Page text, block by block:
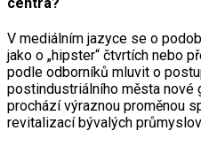
V mediálním jazyce se o
jako o „hipster“ čtvrtích nebo
podle odborníků mluvit o
postindustriálního města nové
prochází výraznou proměnou
revitalizací bývalých